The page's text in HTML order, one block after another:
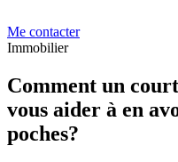
Me contacter
Immobilier
Comment un
vous aider à en
poches?